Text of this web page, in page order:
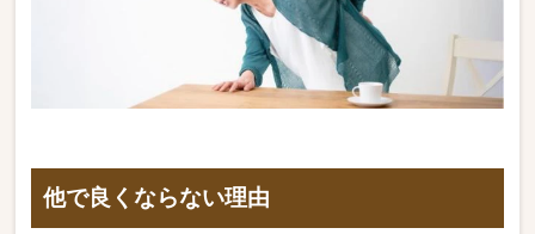
他で良くならない理由